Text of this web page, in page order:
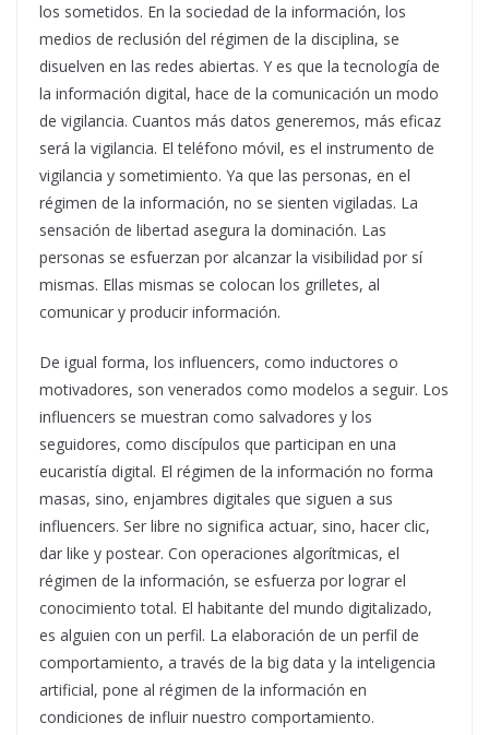
los sometidos. En la sociedad de la información, los
medios de reclusión del régimen de la disciplina, se
disuelven en las redes abiertas. Y es que la tecnología de
la información digital, hace de la comunicación un modo
de vigilancia. Cuantos más datos generemos, más eficaz
será la vigilancia. El teléfono móvil, es el instrumento de
vigilancia y sometimiento. Ya que las personas, en el
régimen de la información, no se sienten vigiladas. La
sensación de libertad asegura la dominación. Las
personas se esfuerzan por alcanzar la visibilidad por sí
mismas. Ellas mismas se colocan los grilletes, al
comunicar y producir información.
De igual forma, los influencers, como inductores o
motivadores, son venerados como modelos a seguir. Los
influencers se muestran como salvadores y los
seguidores, como discípulos que participan en una
eucaristía digital. El régimen de la información no forma
masas, sino, enjambres digitales que siguen a sus
influencers. Ser libre no significa actuar, sino, hacer clic,
dar like y postear. Con operaciones algorítmicas, el
régimen de la información, se esfuerza por lograr el
conocimiento total. El habitante del mundo digitalizado,
es alguien con un perfil. La elaboración de un perfil de
comportamiento, a través de la big data y la inteligencia
artificial, pone al régimen de la información en
condiciones de influir nuestro comportamiento.